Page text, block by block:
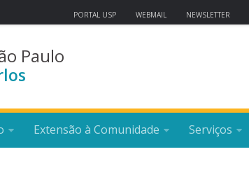
PORTAL USP WEBMAIL NEWSLETTER
Paulo
Extensão à Comunidade Serviços